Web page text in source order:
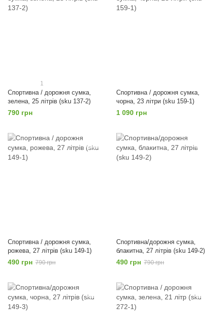
1
Спортивна / дорожня сумка,
зелена, 25 літрів (sku 137-2)
790 грн
Спортивна / дорожня сумка,
чорна, 23 літри (sku 159-1)
1 090 грн
Спортивна / дорожня сумка,
рожева, 27 літрів (sku 149-1)
490 грн 790 грн
Спортивна/дорожня сумка,
блакитна, 27 літрів (sku 149-2)
490 грн 790 грн